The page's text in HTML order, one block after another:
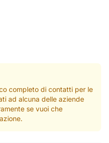
completo di contatti per le
ad alcuna delle aziende
se vuoi che